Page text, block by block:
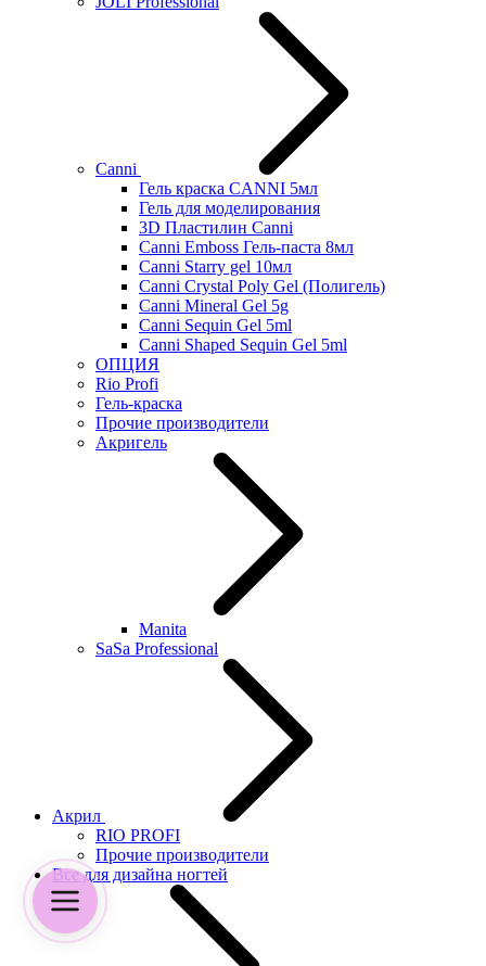
Canni
Гель краска CANNI 5мл
Гель для моделирования
3D Пластилин Canni
Canni Emboss Гель-паста 8мл
Canni Starry gel 10мл
Canni Crystal Poly Gel (Полигель)
Canni Mineral Gel 5g
Canni Sequin Gel 5ml
Canni Shaped Sequin Gel 5ml
ОПЦИЯ
Rio Profi
Гель-краска
Прочие производители
Акригель
Manita
SaSa Professional
Акрил
RIO PROFI
Прочие производители
Все для дизайна ногтей